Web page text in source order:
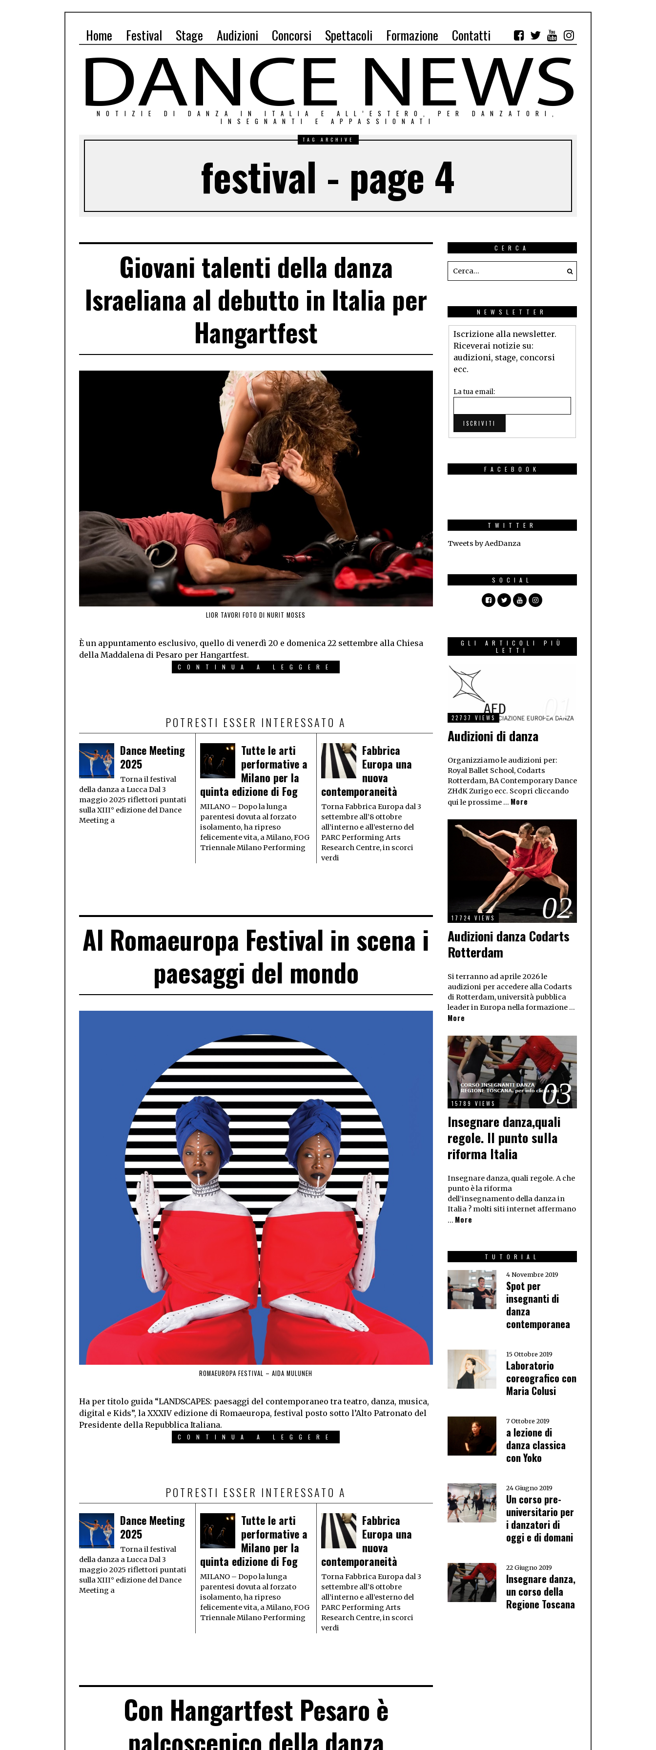
Home Festival Stage Audizioni Concorsi Spettacoli Formazione Contatti
NOTIZIE DI DANZA IN ITALIA E ALL’ESTERO, PER DANZATORI,
INSEGNANTI E APPASSIONATI
TAG ARCHIVE
festival - page 4
Giovani talenti della danza
Israeliana al debutto in Italia per
Hangartfest
LIOR TAVORI FOTO DI NURIT MOSES
È un appuntamento esclusivo, quello di venerdì 20 e domenica 22 settembre alla Chiesa
della Maddalena di Pesaro per Hangartfest.
CONTINUA A LEGGERE
POTRESTI ESSER INTERESSATO A
Dance Meeting
2025
Torna il festival
della danza a Lucca Dal 3
maggio 2025 riflettori puntati
sulla XIII° edizione del Dance
Meeting a
Tutte le arti
performative a
Milano per la
quinta edizione di Fog
MILANO – Dopo la lunga
parentesi dovuta al forzato
isolamento, ha ripreso
felicemente vita, a Milano, FOG
Triennale Milano Performing
Fabbrica
Europa una
nuova
contemporaneità
Torna Fabbrica Europa dal 3
settembre all’8 ottobre
all’interno e all’esterno del
PARC Performing Arts
Research Centre, in scorci
verdi
Al Romaeuropa Festival in scena i
paesaggi del mondo
ROMAEUROPA FESTIVAL – AIDA MULUNEH
Ha per titolo guida “LANDSCAPES: paesaggi del contemporaneo tra teatro, danza, musica,
digital e Kids”, la XXXIV edizione di Romaeuropa, festival posto sotto l’Alto Patronato del
Presidente della Repubblica Italiana.
CONTINUA A LEGGERE
POTRESTI ESSER INTERESSATO A
Dance Meeting
2025
Torna il festival
della danza a Lucca Dal 3
maggio 2025 riflettori puntati
sulla XIII° edizione del Dance
Meeting a
Tutte le arti
performative a
Milano per la
quinta edizione di Fog
MILANO – Dopo la lunga
parentesi dovuta al forzato
isolamento, ha ripreso
felicemente vita, a Milano, FOG
Triennale Milano Performing
Fabbrica
Europa una
nuova
contemporaneità
Torna Fabbrica Europa dal 3
settembre all’8 ottobre
all’interno e all’esterno del
PARC Performing Arts
Research Centre, in scorci
verdi
Con Hangartfest Pesaro è
palcoscenico della danza
CERCA
NEWSLETTER
Iscrizione alla newsletter.
Riceverai notizie su:
audizioni, stage, concorsi
ecc.
La tua email:
FACEBOOK
TWITTER
Tweets by AedDanza
SOCIAL
GLI ARTICOLI PIÙ
LETTI
01
22737 VIEWS
Audizioni di danza
Organizziamo le audizioni per:
Royal Ballet School, Codarts
Rotterdam, BA Contemporary Dance
ZHdK Zurigo ecc. Scopri cliccando
qui le prossime … More
02
17724 VIEWS
Audizioni danza Codarts
Rotterdam
Si terranno ad aprile 2026 le
audizioni per accedere alla Codarts
di Rotterdam, università pubblica
leader in Europa nella formazione …
More
03
15789 VIEWS
Insegnare danza,quali
regole. Il punto sulla
riforma Italia
Insegnare danza, quali regole. A che
punto è la riforma
dell’insegnamento della danza in
Italia ? molti siti internet affermano
… More
TUTORIAL
4 Novembre 2019
Spot per
insegnanti di
danza
contemporanea
15 Ottobre 2019
Laboratorio
coreografico con
Maria Colusi
7 Ottobre 2019
a lezione di
danza classica
con Yoko
24 Giugno 2019
Un corso pre-
universitario per
i danzatori di
oggi e di domani
22 Giugno 2019
Insegnare danza,
un corso della
Regione Toscana